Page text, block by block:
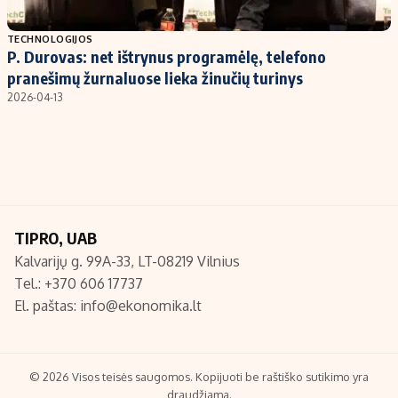
Populiarios temos
Investavimas
Akcijų rinka
Titulinis
Nedarbo išmokos skaičiuoklė
Redakcija
Turinio žymėjimo taisyklės
TECHNOLOGIJOS
P. Durovas: net ištrynus programėlę, telefono
pranešimų žurnaluose lieka žinučių turinys
2026-04-13
TIPRO, UAB
Kalvarijų g. 99A-33, LT-08219 Vilnius
Tel.: +370 606 17737
El. paštas: info@ekonomika.lt
© 2026 Visos teisės saugomos. Kopijuoti be raštiško sutikimo yra
draudžiama.